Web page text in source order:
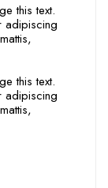
this text.
adipiscing
this text.
adipiscing